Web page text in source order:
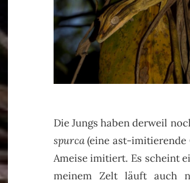
Die Jungs haben derweil
spurca(eine ast-imitierende
Ameise imitiert. Es scheint
meinem Zelt läuft auch